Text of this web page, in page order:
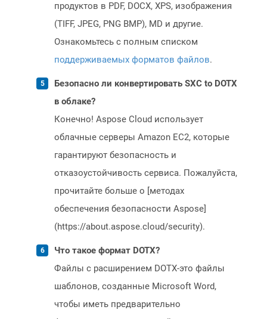
продуктов в PDF, DOCX, XPS, изображения
(TIFF, JPEG, PNG BMP), MD и другие.
Ознакомьтесь с полным списком
поддерживаемых форматов файлов.
Безопасно ли конвертировать SXC to DOTX
в облаке?
Конечно! Aspose Cloud использует
облачные серверы Amazon EC2, которые
гарантируют безопасность и
отказоустойчивость сервиса. Пожалуйста,
прочитайте больше о [методах
обеспечения безопасности Aspose]
(https://about.aspose.cloud/security).
Что такое формат DOTX?
Файлы с расширением DOTX-это файлы
шаблонов, созданные Microsoft Word,
чтобы иметь предварительно